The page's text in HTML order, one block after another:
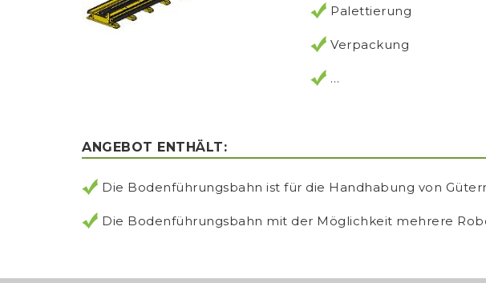
Palettierung
Verpackung
…
ANGEBOT ENTHÄLT:
Die Bodenführungsbahn ist für die Handhabung von
Die Bodenführungsbahn mit der Möglichkeit mehrere